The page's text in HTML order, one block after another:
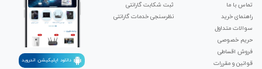
تماس با ما
راهنمای خرید
سوالات متداول
حریم خصوصی
فروش اقساطی
قوانین و مقررات
ثبت شکابت‌ گارانتی
نظرسنجی خدمات گارانتی
دانلود اپلیکیشن اندروید